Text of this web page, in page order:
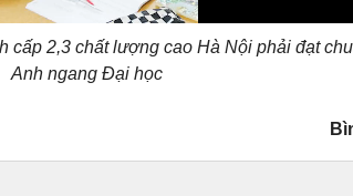
cấp 2,3 chất lượng cao Hà Nội phải đạt
Anh ngang Đại học